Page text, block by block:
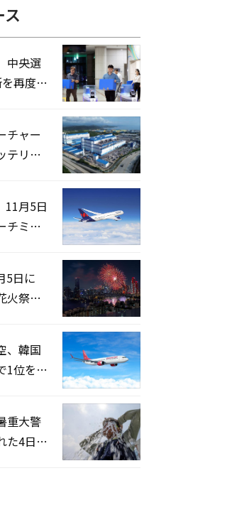
中央選
再度家
チャー
テリー
11月5日
チミン
5日に
火祭り
、韓国
1位を記
重大警
た4日、